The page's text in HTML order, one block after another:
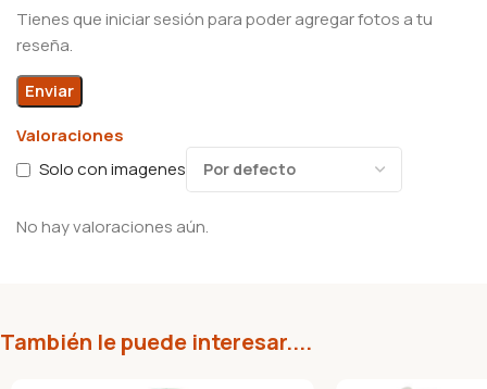
Valoraciones
Solo con imagenes
No hay valoraciones aún.
Tienes que iniciar sesión para poder agregar fotos a tu
reseña.
También le puede interesar....